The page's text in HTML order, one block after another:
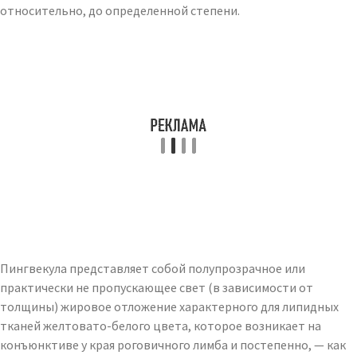
относительно, до определенной степени.
Пингвекула представляет собой полупрозрачное или
практически не пропускающее свет (в зависимости от
толщины) жировое отложение характерного для липидных
тканей желтовато-белого цвета, которое возникает на
конъюнктиве у края роговичного лимба и постепенно, — как